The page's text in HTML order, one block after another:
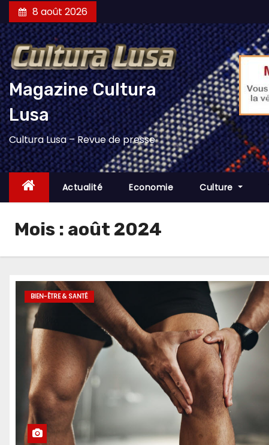
to
content
8 août 2026
Magazine Cultura
Lusa
Cultura Lusa – Revue de presse
Actualité Economie Culture
Mois : août 2024
BIEN-ÊTRE & SANTÉ